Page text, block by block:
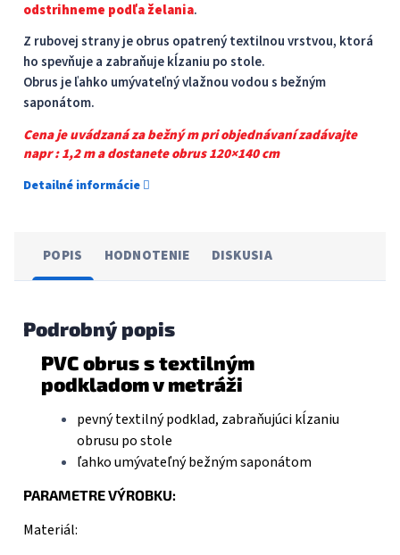
odstrihneme podľa želania.
Z rubovej strany je obrus opatrený textilnou vrstvou, ktorá
ho spevňuje a zabraňuje kĺzaniu po stole.
Obrus je ľahko umývateľný vlažnou vodou s bežným
saponátom.
Cena je uvádzaná za bežný m pri objednávaní zadávajte
napr : 1,2 m a dostanete obrus 120×140 cm
Detailné informácie
POPIS HODNOTENIE DISKUSIA
Podrobný popis
PVC obrus s textilným
podkladom v metráži
pevný textilný podklad, zabraňujúci kĺzaniu
obrusu po stole
ľahko umývateľný bežným saponátom
PARAMETRE VÝROBKU:
Materiál: